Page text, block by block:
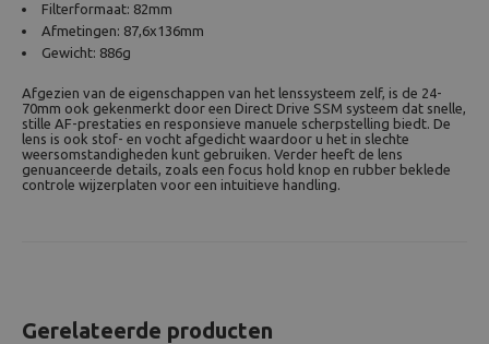
Filterformaat: 82mm
Afmetingen: 87,6x136mm
Gewicht: 886g
Afgezien van de eigenschappen van het lenssysteem zelf, is de 24-
70mm ook gekenmerkt door een Direct Drive SSM systeem dat snelle,
stille AF-prestaties en responsieve manuele scherpstelling biedt. De
lens is ook stof- en vocht afgedicht waardoor u het in slechte
weersomstandigheden kunt gebruiken. Verder heeft de lens
genuanceerde details, zoals een focus hold knop en rubber beklede
controle wijzerplaten voor een intuitieve handling.
Gerelateerde producten